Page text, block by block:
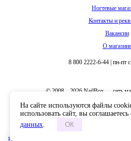
В корзину
Ногтевые
Контакты и
Вакансии
О магазине
8 800 2222-6-44 пн-пт
© 2008 – 2026 NailBox — сеть
На сайте используются файлы
использовать сайт, вы соглашаетесь
данных. ОК